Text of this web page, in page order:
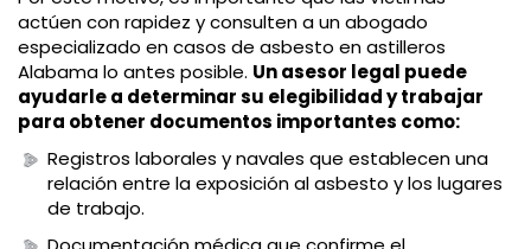
actúen con rapidez y consulten a un abogado
especializado en casos de asbesto en astilleros
Alabama lo antes posible. Un asesor legal puede
ayudarle a determinar su elegibilidad y trabajar
para obtener documentos importantes como:
Registros laborales y navales que establecen una
relación entre la exposición al asbesto y los lugares
de trabajo.